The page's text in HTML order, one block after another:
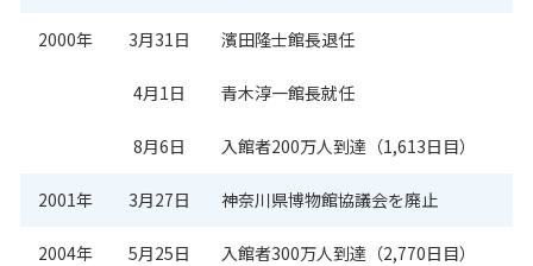
2000年 3月31日 濱田隆士館長退任
4月1日 青木淳一館長就任
8月6日 入館者200万人到達（1,613日目）
2001年 3月27日 神奈川県博物館協議会を廃止
2004年 5月25日 入館者300万人到達（2,770日目）